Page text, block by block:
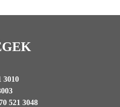
3010
521 3048